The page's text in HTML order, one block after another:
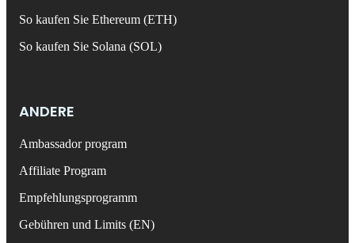
So kaufen Sie Ethereum (ETH)
So kaufen Sie Solana (SOL)
ANDERE
Ambassador program
Affiliate Program
Empfehlungsprogramm
Gebühren und Limits (EN)